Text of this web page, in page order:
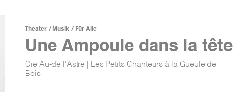
Theater Musik Für Alle
Une Ampoule dans la tête
Cie Au-de l'Astre | Les Petits Chanteurs à la Gueule de
Bois